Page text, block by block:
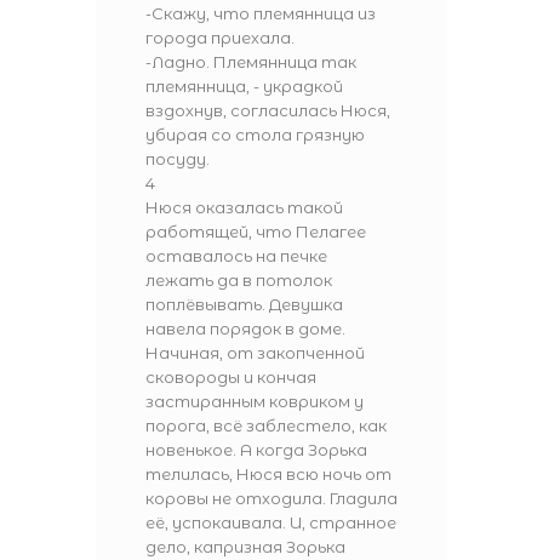
-Скажу, что племянница из
города приехала.
-Ладно. Племянница так
племянница, - украдкой
вздохнув, согласилась Нюся,
убирая со стола грязную
посуду.
4
Нюся оказалась такой
работящей, что Пелагее
оставалось на печке
лежать да в потолок
поплёвывать. Девушка
навела порядок в доме.
Начиная, от закопченной
сковороды и кончая
застиранным ковриком у
порога, всё заблестело, как
новенькое. А когда Зорька
телилась, Нюся всю ночь от
коровы не отходила. Гладила
её, успокаивала. И, странное
дело, капризная Зорька